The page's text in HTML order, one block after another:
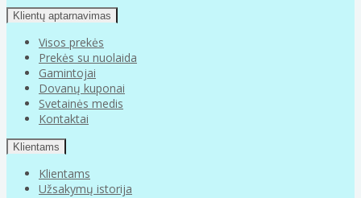
Klientų aptarnavimas
Visos prekės
Prekės su nuolaida
Gamintojai
Dovanų kuponai
Svetainės medis
Kontaktai
Klientams
Klientams
Užsakymų istorija